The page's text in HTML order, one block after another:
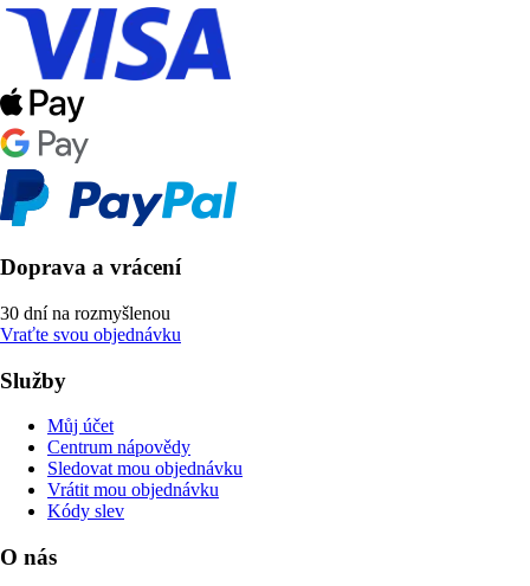
Doprava a vrácení
30 dní na rozmyšlenou
Vraťte svou objednávku
Služby
Můj účet
Centrum nápovědy
Sledovat mou objednávku
Vrátit mou objednávku
Kódy slev
O nás